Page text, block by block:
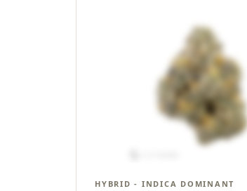
HYBRID - INDICA DOMINANT